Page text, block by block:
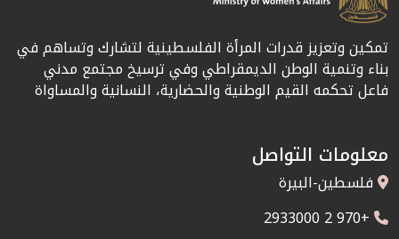
تمكين وتعزيز قدرات المرأة الفلسطينية لتشارك وتساهم في
بناء وتنمية الوطن الديمقراطي وفي ترسيخ مجتمع مدني
فاعل تحكمه القيم الوطنية والحضارية، النسانية والمساواة
معلومات التواصل
فلسطين-البيرة
+970 2 2933000